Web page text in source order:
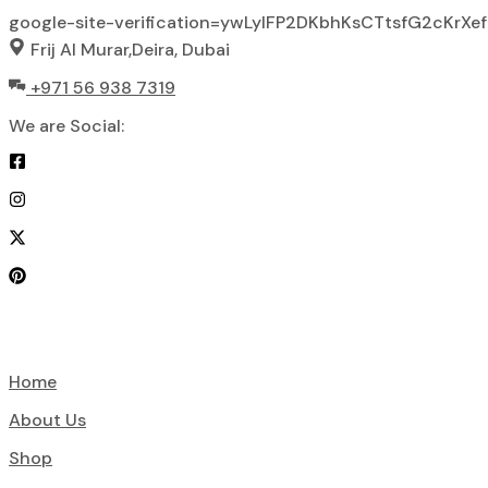
google-site-
Skip
to
Frij Al Murar,Deira, Dubai
+971 56 938 7319
We are Social:
Home
About Us
Shop